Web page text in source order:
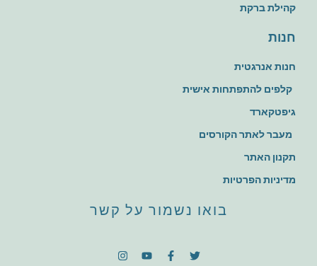
קהילת ברקת
חנות
חנות אנרגטית
קלפים להתפתחות אישית
גיפטקארד
מעבר לאתר הקורסים
תקנון האתר
מדיניות הפרטיות
בואו נשמור על קשר